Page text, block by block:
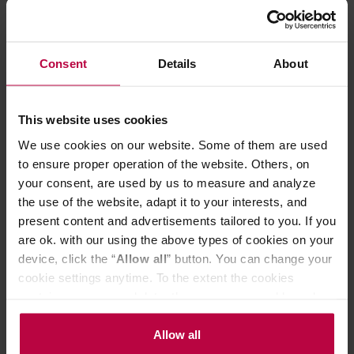
Consent Details About
This website uses cookies
We use cookies on our website. Some of them are used
to ensure proper operation of the website. Others, on
your consent, are used by us to measure and analyze
the use of the website, adapt it to your interests, and
present content and advertisements tailored to you. If you
are ok. with our using the above types of cookies on your
device, click the “Allow all” button. You can change your
cookie settings anytime. To the extent the cookies
the controller’s (namely, ALL GOOD S.A., ul.
Mazowiecka 24I/U9, 78-100 Kołobrzeg) or third parties’
Allow all
Przechowywać w suchym i chłodnym miejscu.
CECHY
OCENY
Może Cię zainteresować